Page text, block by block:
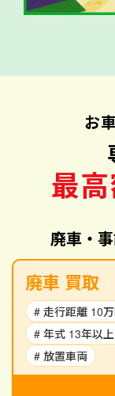
お
最
廃車・
廃車 買取
# 走行距離 10
# 年式 13年以
# 放置車両